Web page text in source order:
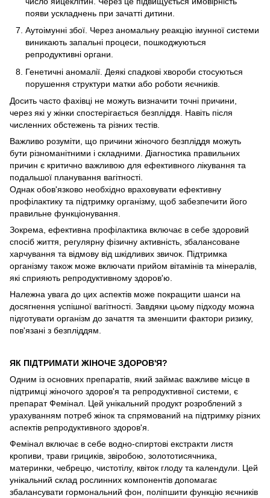
появи ускладнень при зачатті дитини.
Аутоімунні збої. Через аномальну реакцію імунної системи
виникають запальні процеси, пошкоджуються
репродуктивні органи.
Генетичні аномалії. Деякі спадкові хвороби стосуються
порушення структури матки або роботи яєчників.
Досить часто фахівці не можуть визначити точні причини,
через які у жінки спостерігається безпліддя. Навіть після
численних обстежень та різних тестів.
Важливо розуміти, що причини жіночого безпліддя можуть
бути різноманітними і складними. Діагностика правильних
причин є критично важливою для ефективного лікування та
подальшої планування вагітності.
Однак обов'язково необхідно враховувати ефективну
профілактику та підтримку організму, щоб забезпечити його
правильне функціонування.
Зокрема, ефективна профілактика включає в себе здоровий
спосіб життя, регулярну фізичну активність, збалансоване
харчування та відмову від шкідливих звичок. Підтримка
організму також може включати прийом вітамінів та мінералів,
які сприяють репродуктивному здоров'ю.
Належна увага до цих аспектів може покращити шанси на
досягнення успішної вагітності. Завдяки цьому підходу можна
підготувати організм до зачаття та зменшити фактори ризику,
пов'язані з безпліддям.
ЯК ПІДТРИМАТИ ЖІНОЧЕ ЗДОРОВ'Я?
Одним із основних препаратів, який займає важливе місце в
підтримці жіночого здоров'я та репродуктивної системи, є
препарат Фемінал. Цей унікальний продукт розроблений з
урахуванням потреб жінок та спрямований на підтримку різних
аспектів репродуктивного здоров'я.
Фемінал включає в себе водно-спиртові екстракти листя
кропиви, трави грициків, звіробою, золототисячника,
материнки, чебрецю, чистотілу, квіток глоду та календули. Цей
унікальний склад рослинних компонентів допомагає
збалансувати гормональний фон, поліпшити функцію яєчників